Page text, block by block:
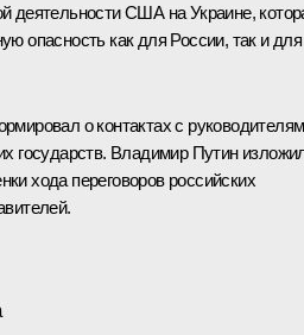
деятельности США на Украине,
опасность как для России, так и для
о контактах с
государств. Владимир Путин
хода переговоров российских